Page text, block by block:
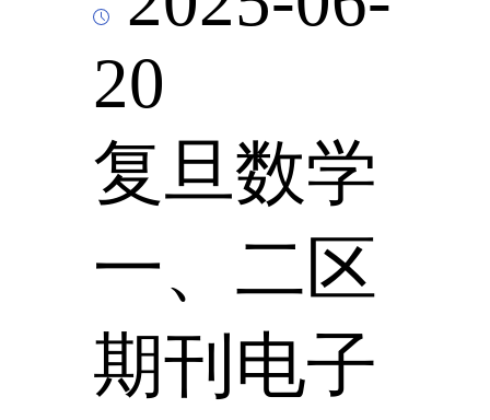
20
复旦数学
一、二区
期刊电子